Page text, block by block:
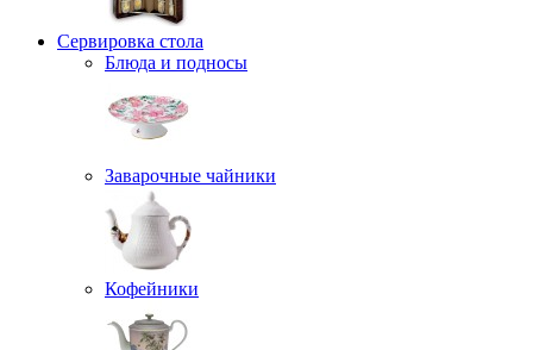
Сервировка стола
Блюда и подносы
Заварочные чайники
Кофейники